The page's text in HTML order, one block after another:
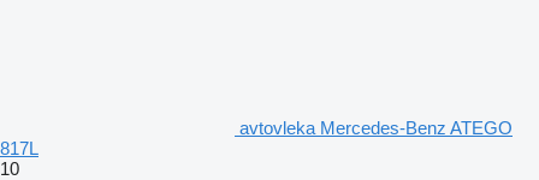
avtovleka Mercedes-Benz ATEGO
817L
10